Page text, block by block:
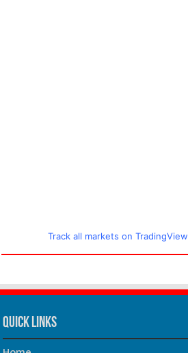
Track all markets on TradingView
Quick Links